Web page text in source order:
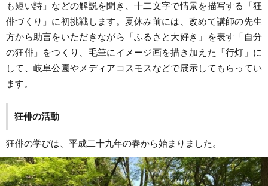
も短い詩」などの解説を聞き、十二文字で情景を描写する「狂
俳づくり」に初挑戦します。夏休み前には、改めて講師の先生
方から助言をいただきながら「ふるさと大好き」を表す「自分
の狂俳」をつくり、毛筆にイメージ画を描き加えた「行灯」に
して、岐阜公園やメディアコスモスなどで展示してもらってい
ます。
狂俳の活動
狂俳の学びは、平成二十九年の春から始まりました。